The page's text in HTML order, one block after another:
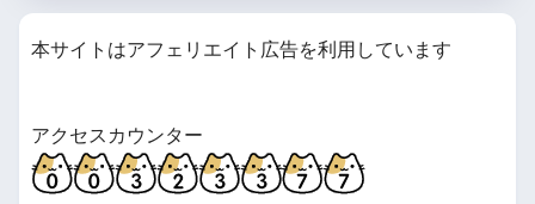
本サイトはアフェリエイト広告を利用しています
アクセスカウンター